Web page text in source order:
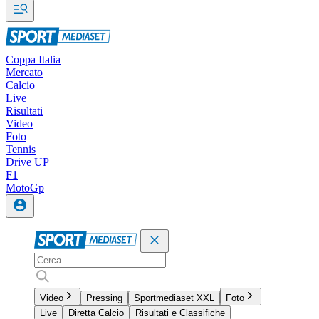
Coppa Italia
Mercato
Calcio
Live
Risultati
Video
Foto
Tennis
Drive UP
F1
MotoGp
Video Pressing Sportmediaset XXL
Foto
Live
Diretta Calcio
Risultati e Classifiche